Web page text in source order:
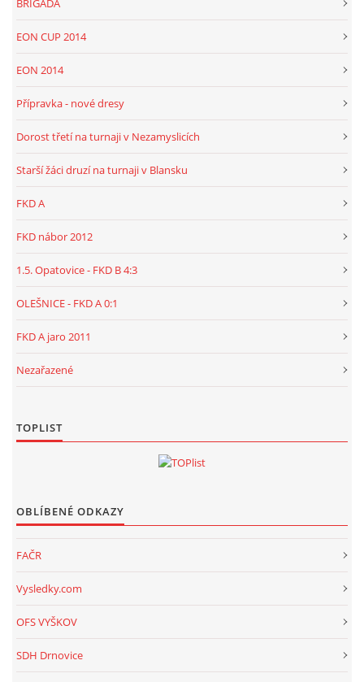
BRIGÁDA
EON CUP 2014
EON 2014
Přípravka - nové dresy
Dorost třetí na turnaji v Nezamyslicích
Starší žáci druzí na turnaji v Blansku
FKD A
FKD nábor 2012
1.5. Opatovice - FKD B 4:3
OLEŠNICE - FKD A 0:1
FKD A jaro 2011
Nezařazené
TOPLIST
OBLÍBENÉ ODKAZY
FAČR
Vysledky.com
OFS VYŠKOV
SDH Drnovice